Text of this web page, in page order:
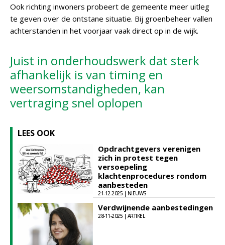
Ook richting inwoners probeert de gemeente meer uitleg
te geven over de ontstane situatie. Bij groenbeheer vallen
achterstanden in het voorjaar vaak direct op in de wijk.
Juist in onderhoudswerk dat sterk
afhankelijk is van timing en
weersomstandigheden, kan
vertraging snel oplopen
LEES OOK
Opdrachtgevers verenigen
zich in protest tegen
versoepeling
klachtenprocedures rondom
aanbesteden
21-12-2025 | NIEUWS
Verdwijnende aanbestedingen
28-11-2025 | ARTIKEL